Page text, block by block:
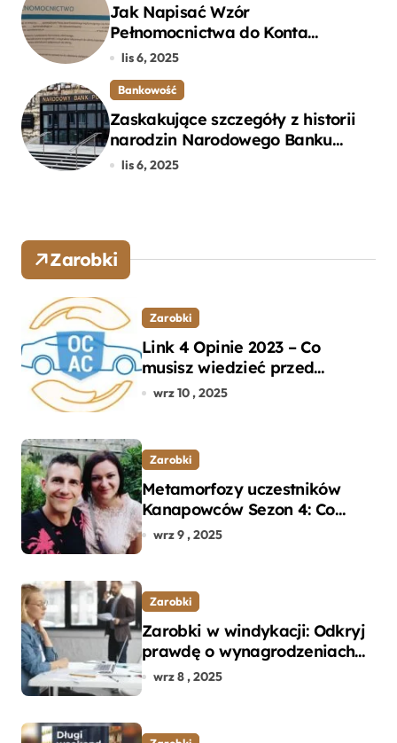
Jak Napisać Wzór
Pełnomocnictwa do Konta
Bankowego – Praktyczny
lis 6, 2025
Bankowość
Zaskakujące szczegóły z historii
narodzin Narodowego Banku
Polskiego, o których mogłeś nie
lis 6, 2025
Zarobki
Zarobki
Link 4 Opinie 2023 – Co
musisz wiedzieć przed
wyborem ubezpieczenia OC i
wrz 10 , 2025
Zarobki
Metamorfozy uczestników
Kanapowców Sezon 4: Co
naprawdę zaskoczyło
wrz 9 , 2025
Zarobki
Zarobki w windykacji: Odkryj
prawdę o wynagrodzeniach
specjalistów w branży
wrz 8 , 2025